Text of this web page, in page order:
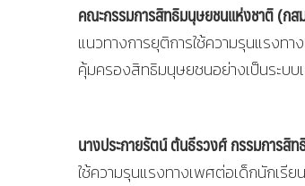
คณะกรรมการสิทธิมนุษยชนแห่งชาติ (กส
แนวทางการยุติการใช้ความรุนแรงท
คุ้มครองสิทธิมนุษยชนอย่างเป็นระบ
นางประกายรัตน์ ต้นธีรวงศ์ กรรมการสิ
ใช้ความรุนแรงทางเพศต่อเด็กนักเรี